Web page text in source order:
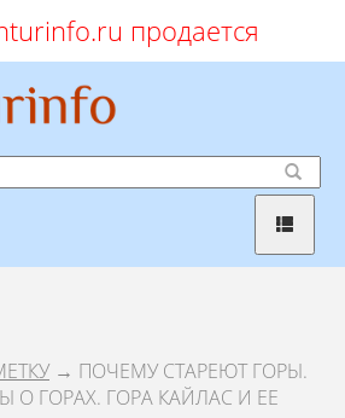
продается
→ ПОЧЕМУ СТАРЕЮТ ГОРЫ.
О ГОРАХ. ГОРА КАЙЛАС И ЕЕ